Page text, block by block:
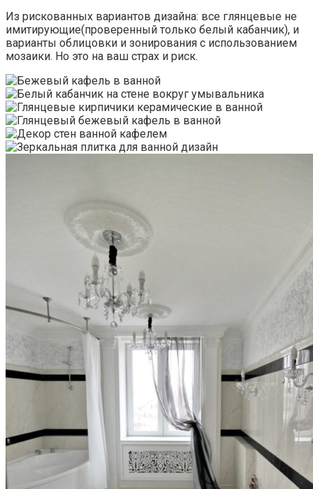
Из рискованных вариантов дизайна: все глянцевые не
имитирующие(проверенный только белый кабанчик), и
варианты облицовки и зонирования с использованием
мозаики. Но это на ваш страх и риск.